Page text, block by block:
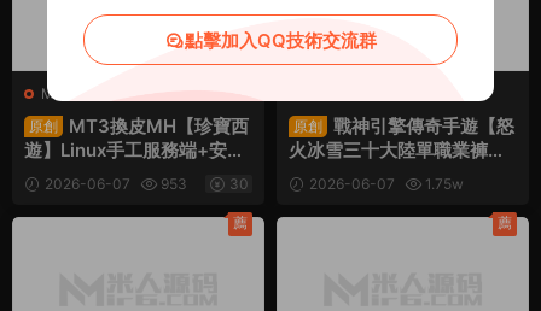
M-夢幻西遊
原創
MT3換皮MH【珍寶西
遊】Linux手工服務端+安卓
蘋果雙端+GM後台+全套源
碼+視頻架設教程
2026-06-07 953 30
原創
戰神引擎傳奇手遊【怒
火冰雪三十大陸單職業褲衩
6.1免受權】Win一鍵服務端
+安卓蘋果雙端+GM後台
+視頻架設教程
2026-06-07
1.75w
薦 薦
點擊加入QQ技術交流群